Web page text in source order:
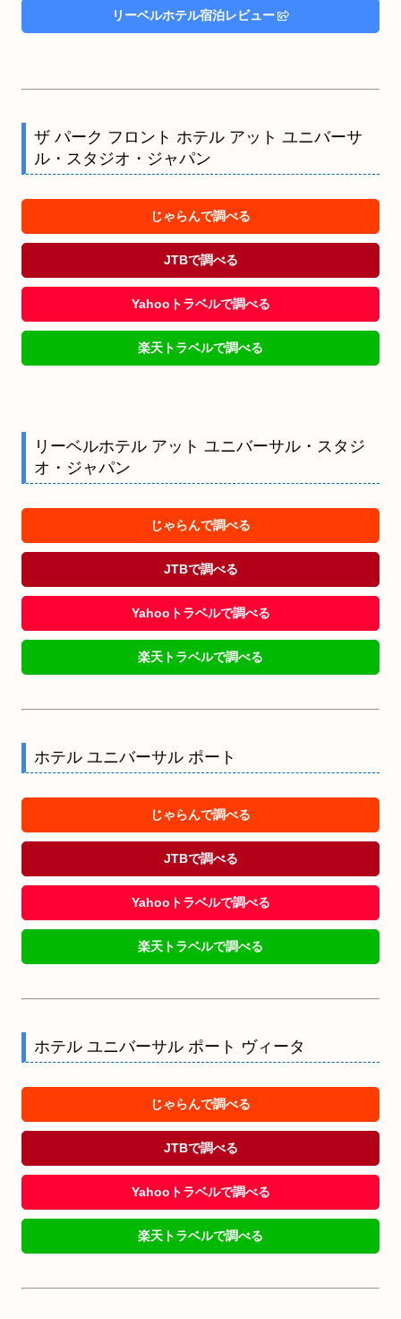
リーベルホテル宿泊レビュー
ザ パーク フロント ホテル アット ユニバーサ
ル・スタジオ・ジャパン
じゃらんで調べる
JTBで調べる
Yahooトラベルで調べる
楽天トラベルで調べる
リーベルホテル アット ユニバーサル・スタジ
オ・ジャパン
じゃらんで調べる
JTBで調べる
Yahooトラベルで調べる
楽天トラベルで調べる
ホテル ユニバーサル ポート
じゃらんで調べる
JTBで調べる
Yahooトラベルで調べる
楽天トラベルで調べる
ホテル ユニバーサル ポート ヴィータ
じゃらんで調べる
JTBで調べる
Yahooトラベルで調べる
楽天トラベルで調べる